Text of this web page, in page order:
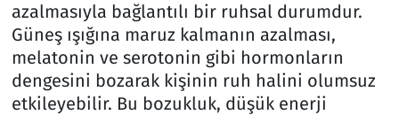
azalmasıyla bağlantılı bir ruhsal durumdur.
Güneş ışığına maruz kalmanın azalması,
melatonin ve serotonin gibi hormonların
dengesini bozarak kişinin ruh halini olumsuz
etkileyebilir. Bu bozukluk, düşük enerji
Lezzet Durağı
Memur ve Kamu
Otomobil